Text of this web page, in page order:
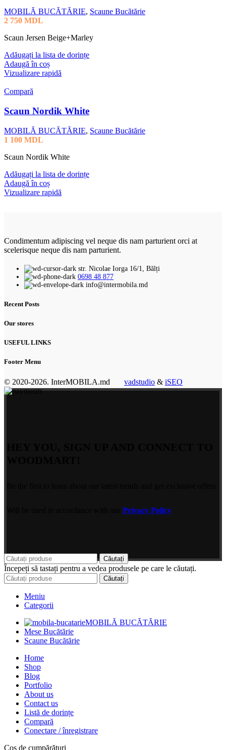
MOBILĂ BUCĂTĂRIE, Scaune Bucătărie
2 750 MDL
Scaun Jersen Beige+Marley
Adăugați la lista de dorințe
Adaugă în coș
Vizualizare rapidă
Compară
Scaun Nordik White
MOBILĂ BUCĂTĂRIE, Scaune Bucătărie
1 100 MDL
Scaun Nordik White
Adăugați la lista de dorințe
Adaugă în coș
Vizualizare rapidă
Condimentum adipiscing vel neque dis nam parturient orci at
scelerisque neque dis nam parturient.
str. Nicolae Iorga 16/1, Bălți
0698 48 877
info@intermobila.md
Recent Posts
Our stores
USEFUL LINKS
Footer Menu
© 2020-2026. InterMOBILA.md vadstudio & iSEO
Privacy Policy
Căutați
Începeți să tastați pentru a vedea produsele pe care le căutați.
Căutați
Meniu
Categorii
MOBILĂ BUCĂTĂRIE
Mese Bucătărie
Scaune Bucătărie
Home
Shop
Blog
Portfolio
About us
Contact us
Listă de dorințe
Compară
Conectare / înregistrare
Coș de cumpărături